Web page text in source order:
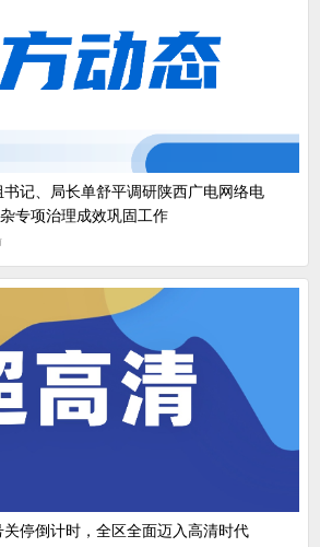
记、局长单舒平调研陕西广电网络电
专项治理成效巩固工作
停倒计时，全区全面迈入高清时代